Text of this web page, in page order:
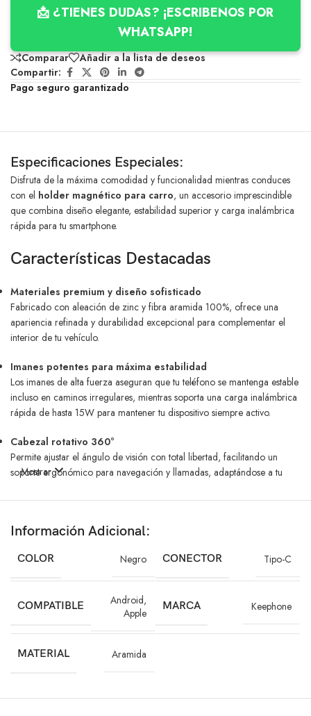
📩 ¿TIENES DUDAS? ¡ESCRIBENOS POR
WHATSAPP!
Comparar
Añadir a la lista de deseos
Compartir:
Pago seguro garantizado
Especificaciones Especiales:
Disfruta de la máxima comodidad y funcionalidad mientras conduces
con el holder magnético para carro, un accesorio imprescindible
que combina diseño elegante, estabilidad superior y carga inalámbrica
rápida para tu smartphone.
Características Destacadas
Materiales premium y diseño sofisticado
Fabricado con aleación de zinc y fibra aramida 100%, ofrece una
apariencia refinada y durabilidad excepcional para complementar el
interior de tu vehículo.
Imanes potentes para máxima estabilidad
Los imanes de alta fuerza aseguran que tu teléfono se mantenga estable
incluso en caminos irregulares, mientras soporta una carga inalámbrica
rápida de hasta 15W para mantener tu dispositivo siempre activo.
Cabezal rotativo 360°
Permite ajustar el ángulo de visión con total libertad, facilitando un
soporte ergonómico para navegación y llamadas, adaptándose a tu
Se fija de forma firme y segura a las rejillas de ventilación sin bloquear
Beneficios:
Mantén tu teléfono siempre visible y cargado durante tus viajes.
Diseño resistente y elegante que aporta estilo a tu vehículo.
Instalación sencilla y sin complicaciones, sin dañar el interior de tu
Mostrar
Información Adicional:
COLOR Negro CONECTOR Tipo-C
COMPATIBLE Android,
Apple
MARCA Keephone
MATERIAL Aramida